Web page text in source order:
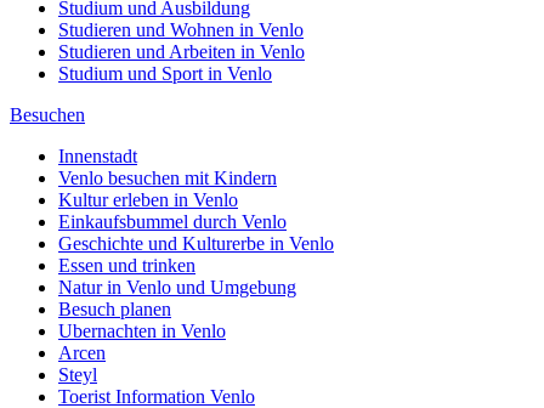
Studium und Ausbildung
Studieren und Wohnen in Venlo
Studieren und Arbeiten in Venlo
Studium und Sport in Venlo
Besuchen
Innenstadt
Venlo besuchen mit Kindern
Kultur erleben in Venlo
Einkaufsbummel durch Venlo
Geschichte und Kulturerbe in Venlo
Essen und trinken
Natur in Venlo und Umgebung
Besuch planen
Ubernachten in Venlo
Arcen
Steyl
Toerist Information Venlo